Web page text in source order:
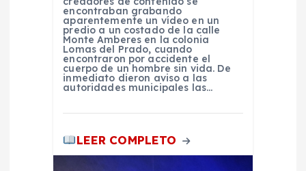
encontraban grabando
aparentemente un vídeo en un
predio a un costado de la calle
Monte Amberes en la colonia
Lomas del Prado, cuando
encontraron por accidente el
cuerpo de un hombre sin vida. De
inmediato dieron aviso a las
autoridades municipales las…
LEER COMPLETO